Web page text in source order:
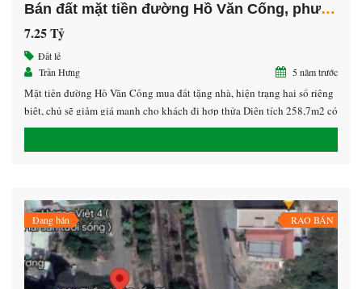
Bán đất mặt tiền đường Hồ Văn Cống, phường Tân An, Thủ Dầu Một, Bình Dương
7.25 Tỷ
Đất lẻ
Trần Hưng
5 năm trước
Mặt tiền đường Hồ Văn Cống mua đất tặng nhà, hiện trạng hai sổ riêng
biệt, chủ sẽ giảm giá mạnh cho khách đi hợp thửa Diện tích 258,7m2 có
152m2 ODT Hướng Tây Nam Giá 7,xxxtỷ ( còn bớt giá làm sổ) LH
Đang bán RAO BÁN